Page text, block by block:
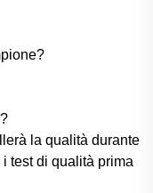
la qualità durante
test di qualità prima